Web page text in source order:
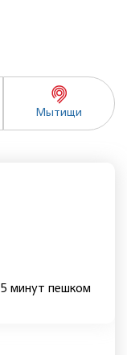
Мытищи
5 минут пешком